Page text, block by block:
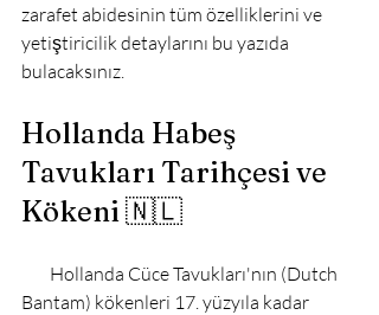
zarafet abidesinin tüm özelliklerini ve
yetiştiricilik detaylarını bu yazıda
bulacaksınız.
Hollanda Habeş
Tavukları Tarihçesi ve
Kökeni 🇳🇱
Bantam) kökenleri 17. yüzyıla kadar